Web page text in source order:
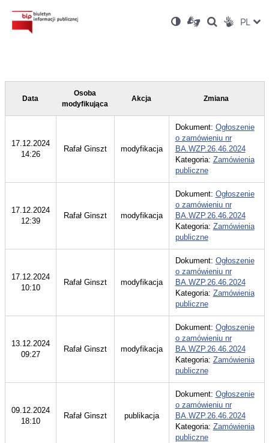
Ustawienia
Wersja
kontrastowa
Dla
niesłyszących
OtwórzOtwórz
w
Otwórz
w
Social PL
Data
Osoba
modyfikująca
Akcja Zmiana
17.12.2024
14:26
Rafał Ginszt modyfikacja
Dokument: Ogłoszenie
o zamówieniu nr
BA.WZP.26.46.2024
Kategoria: Zamówienia
publiczne
17.12.2024
12:39
Rafał Ginszt modyfikacja
Dokument: Ogłoszenie
o zamówieniu nr
BA.WZP.26.46.2024
Kategoria: Zamówienia
publiczne
17.12.2024
10:10
Rafał Ginszt modyfikacja
Dokument: Ogłoszenie
o zamówieniu nr
BA.WZP.26.46.2024
Kategoria: Zamówienia
publiczne
13.12.2024
09:27
Rafał Ginszt modyfikacja
Dokument: Ogłoszenie
o zamówieniu nr
BA.WZP.26.46.2024
Kategoria: Zamówienia
publiczne
09.12.2024
18:10
Rafał Ginszt publikacja
Dokument: Ogłoszenie
o zamówieniu nr
BA.WZP.26.46.2024
Kategoria: Zamówienia
publiczne